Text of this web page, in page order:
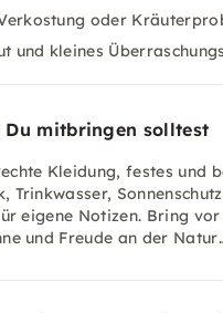
oder
und kleines
Du mitbringen solltest
Kleidung, festes und
Trinkwasser,
eigene Notizen. Bring
und Freude an der